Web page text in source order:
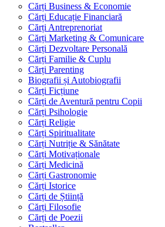
Cărți Business & Economie
Cărți Educație Financiară
Cărți Antreprenoriat
Cărți Marketing & Comunicare
Cărți Dezvoltare Personală
Cărți Familie & Cuplu
Cărți Parenting
Biografii și Autobiografii
Cărți Ficțiune
Cărți de Aventură pentru Copii
Cărți Psihologie
Cărți Religie
Cărți Spiritualitate
Cărți Nutriție & Sănătate
Cărți Motivaționale
Cărți Medicină
Cărți Gastronomie
Cărți Istorice
Cărți de Știință
Cărți Filosofie
Cărți de Poezii